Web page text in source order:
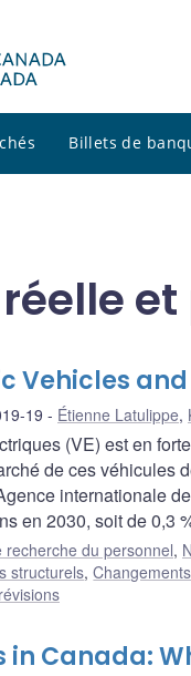
Billets de
Vehicles
19 Étienne Latulippe,
(VE) est en
de ces véhicules
internationale
en 2030, soit de 0,3
recherche du personnel,
structurels,
in Canada: